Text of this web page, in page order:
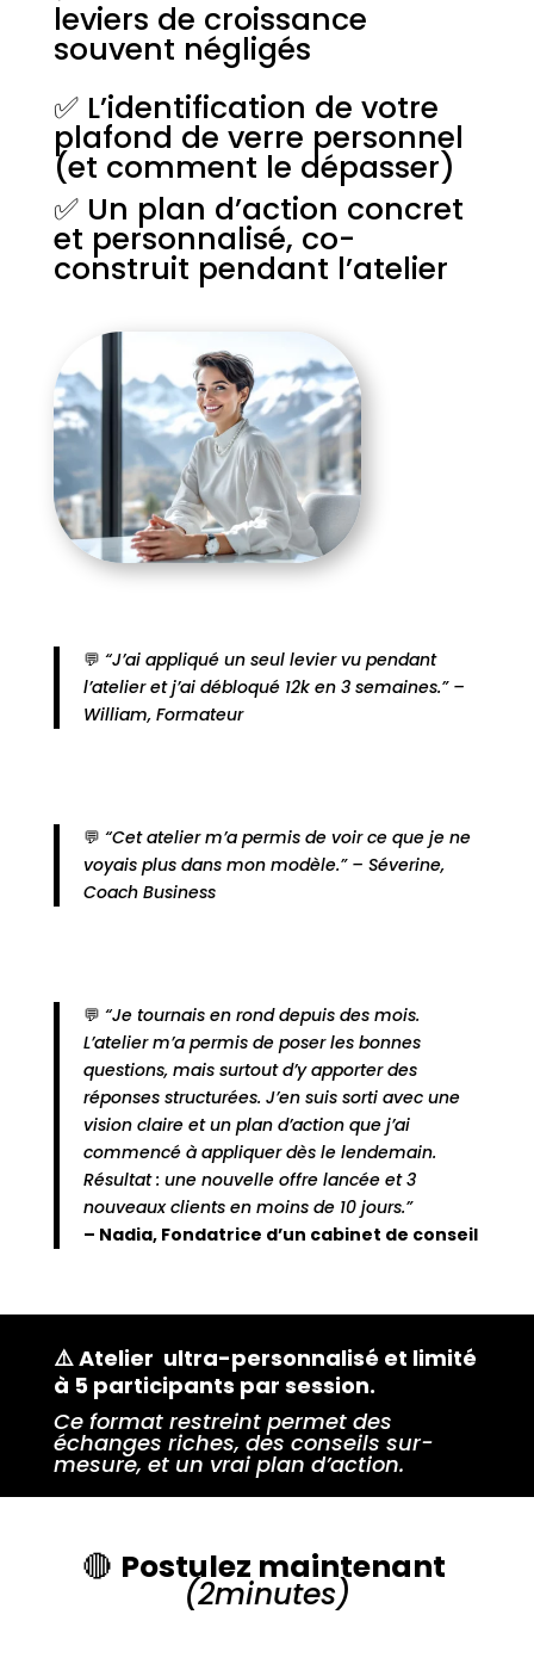
leviers de croissance
souvent négligés
✅ L’identification de votre
plafond de verre personnel
(et comment le dépasser)
✅ Un plan d’action concret
et personnalisé, co-
construit pendant l’atelier
💬 “J’ai appliqué un seul levier vu pendant
l’atelier et j’ai débloqué 12k en 3 semaines.” –
William, Formateur
💬 “Cet atelier m’a permis de voir ce que je ne
voyais plus dans mon modèle.” – Séverine,
Coach Business
💬 “Je tournais en rond depuis des mois.
L’atelier m’a permis de poser les bonnes
questions, mais surtout d’y apporter des
réponses structurées. J’en suis sorti avec une
vision claire et un plan d’action que j’ai
commencé à appliquer dès le lendemain.
Résultat : une nouvelle offre lancée et 3
nouveaux clients en moins de 10 jours.”
– Nadia, Fondatrice d’un cabinet de conseil
⚠️ Atelier ultra-personnalisé et limité
à 5 participants par session.
Ce format restreint permet des
échanges riches, des conseils sur-
mesure, et un vrai plan d’action.
🔴 Postulez maintenant
(2minutes)